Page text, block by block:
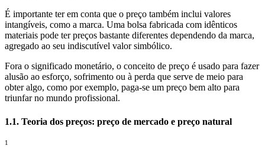
É importante ter em conta que o preço também inclui valores
intangíveis, como a marca. Uma bolsa fabricada com idênticos
materiais pode ter preços bastante diferentes dependendo da marca,
agregado ao seu indiscutível valor simbólico.
Fora o significado monetário, o conceito de preço é usado para fazer
alusão ao esforço, sofrimento ou à perda que serve de meio para
obter algo, como por exemplo, paga-se um preço bem alto para
triunfar no mundo profissional.
1.1. Teoria dos preços: preço de mercado e preço natural
1